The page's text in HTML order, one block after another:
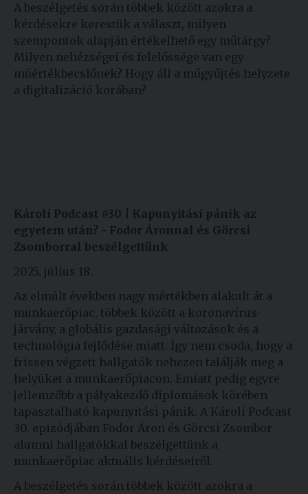
A beszélgetés során többek között azokra a
kérdésekre kerestük a választ, milyen
szempontok alapján értékelhető egy műtárgy?
Milyen nehézségei és felelőssége van egy
műértékbecslőnek? Hogy áll a műgyűjtés helyzete
a digitalizáció korában?
Károli Podcast #30 |
Kapunyitási pánik az
egyetem után? - Fodor Áronnal és Görcsi
Zsomborral beszélgettünk
2025. július 18.
Az elmúlt években nagy mértékben alakult át a
munkaerőpiac, többek között a koronavírus-
járvány, a globális gazdasági változások és a
technológia fejlődése miatt. Így nem csoda, hogy a
frissen végzett hallgatók nehezen találják meg a
helyüket a munkaerőpiacon. Emiatt pedig egyre
jellemzőbb a pályakezdő diplomások körében
tapasztalható kapunyitási pánik. A Károli Podcast
30. epizódjában Fodor Áron és Görcsi Zsombor
alumni hallgatókkal beszélgettünk a
munkaerőpiac aktuális kérdéseiről.
A beszélgetés során többek között azokra a